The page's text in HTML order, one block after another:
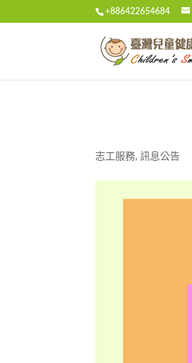
+886422654684
志工服務,訊息公告